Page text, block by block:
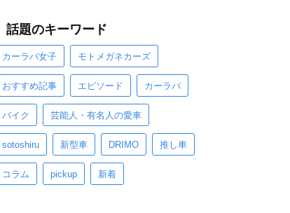
話題のキーワード
カーラバ女子 モトメガネカーズ
おすすめ記事 エピソード カーラバ
バイク 芸能人・有名人の愛車
sotoshiru 新型車 DRIMO 推し車
コラム pickup 新着